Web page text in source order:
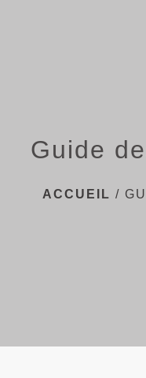
Guide
ACCUEIL /